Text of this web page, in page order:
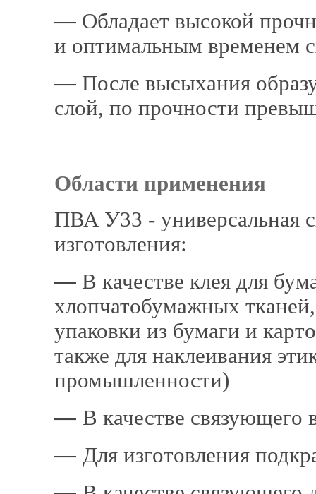
― Обладает высокой
и оптимальным временем
― После высыхания
слой, по прочности
Области
ПВА У33 - универсальная
изготовления:
― В качестве клея для
хлопчато­бумажных
упаковки из бумаги и
также для наклеивания
промышленности)
― В качестве связующего
― Для изготовления